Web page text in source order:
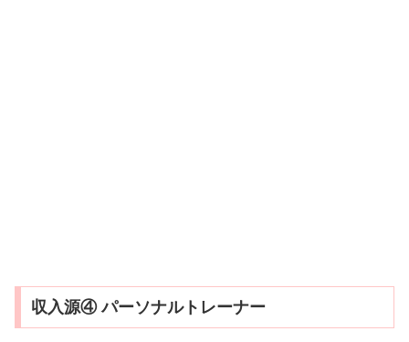
収入源④ パーソナルトレーナー